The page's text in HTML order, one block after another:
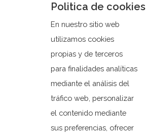
Politica de cookies
En nuestro sitio web
utilizamos cookies
propias y de terceros
para finalidades analíticas
mediante el análisis del
tráfico web, personalizar
el contenido mediante
sus preferencias, ofrecer